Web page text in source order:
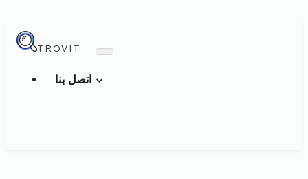
TROVIT